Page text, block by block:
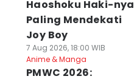
Haoshoku Haki-nya
Paling Mendekati
Joy Boy
7 Aug 2026, 18:00 WIB
Anime & Manga
PMWC 2026: